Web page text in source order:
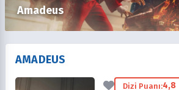
Amadeus
AMADEUS
Dizi Puanı:4,8